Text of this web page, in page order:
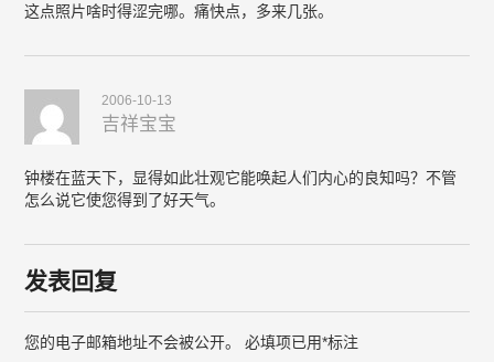
这点照片啥时得涩完哪。痛快点，多来几张。
2006-10-13
吉祥宝宝
钟楼在蓝天下，显得如此壮观它能唤起人们内心的良知吗？不管
怎么说它使您得到了好天气。
发表回复
您的电子邮箱地址不会被公开。 必填项已用*标注